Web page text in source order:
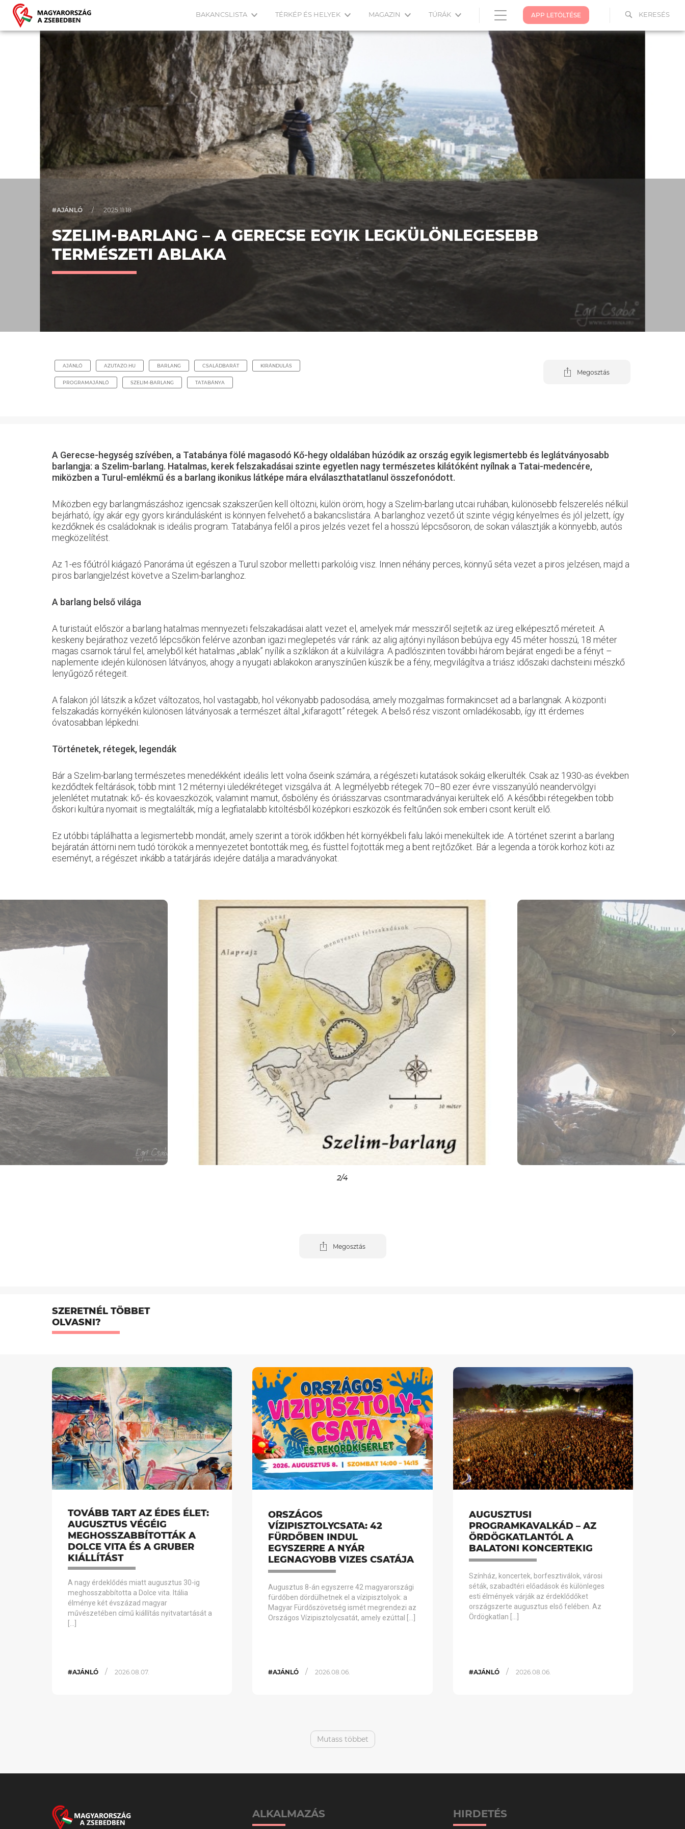
KERESÉS
APP LETÖLTÉSE
BAKANCSLISTA TÉRKÉP ÉS HELYEK MAGAZIN TÚRÁK
#AJÁNLÓ / 2025.11.18.
SZELIM-BARLANG – A GERECSE EGYIK LEGKÜLÖNLEGESEBB
TERMÉSZETI ABLAKA
AJÁNLÓ AZUTAZO.HU BARLANG CSALÁDBARÁT KIRÁNDULÁS
PROGRAMAJÁNLÓ SZELIM-BARLANG TATABÁNYA
Megosztás
A Gerecse-hegység szívében, a Tatabánya fölé magasodó Kő-hegy oldalában húzódik az ország egyik legismertebb és leglátványosabb
barlangja: a Szelim-barlang. Hatalmas, kerek felszakadásai szinte egyetlen nagy természetes kilátóként nyílnak a Tatai-medencére,
miközben a Turul-emlékmű és a barlang ikonikus látképe mára elválaszthatatlanul összefonódott.
Miközben egy barlangmászáshoz igencsak szakszerűen kell öltözni, külön öröm, hogy a Szelim-barlang utcai ruhában, különösebb felszerelés nélkül
bejárható, így akár egy gyors kirándulásként is könnyen felvehető a bakancslistára. A barlanghoz vezető út szinte végig kényelmes és jól jelzett, így
kezdőknek és családoknak is ideális program. Tatabánya felől a piros jelzés vezet fel a hosszú lépcsősoron, de sokan választják a könnyebb, autós
megközelítést.
Az 1-es főútról kiágazó Panoráma út egészen a Turul szobor melletti parkolóig visz. Innen néhány perces, könnyű séta vezet a piros jelzésen, majd a
piros barlangjelzést követve a Szelim-barlanghoz.
A barlang belső világa
A turistaút először a barlang hatalmas mennyezeti felszakadásai alatt vezet el, amelyek már messziről sejtetik az üreg elképesztő méreteit. A
keskeny bejárathoz vezető lépcsőkön felérve azonban igazi meglepetés vár ránk: az alig ajtónyi nyíláson bebújva egy 45 méter hosszú, 18 méter
magas csarnok tárul fel, amelyből két hatalmas „ablak” nyílik a sziklákon át a külvilágra. A padlószinten további három bejárat engedi be a fényt –
naplemente idején különösen látványos, ahogy a nyugati ablakokon aranyszínűen kúszik be a fény, megvilágítva a triász időszaki dachsteini mészkő
lenyűgöző rétegeit.
A falakon jól látszik a kőzet változatos, hol vastagabb, hol vékonyabb padosodása, amely mozgalmas formakincset ad a barlangnak. A központi
felszakadás környékén különösen látványosak a természet által „kifaragott” rétegek. A belső rész viszont omladékosabb, így itt érdemes
óvatosabban lépkedni.
Történetek, rétegek, legendák
Bár a Szelim-barlang természetes menedékként ideális lett volna őseink számára, a régészeti kutatások sokáig elkerülték. Csak az 1930-as években
kezdődtek feltárások, több mint 12 méternyi üledékréteget vizsgálva át. A legmélyebb rétegek 70–80 ezer évre visszanyúló neandervölgyi
jelenlétet mutatnak: kő- és kovaeszközök, valamint mamut, ősbölény és óriásszarvas csontmaradványai kerültek elő. A későbbi rétegekben több
őskori kultúra nyomait is megtalálták, míg a legfiatalabb kitöltésből középkori eszközök és feltűnően sok emberi csont került elő.
Ez utóbbi táplálhatta a legismertebb mondát, amely szerint a török időkben hét környékbeli falu lakói menekültek ide. A történet szerint a barlang
bejáratán áttörni nem tudó törökök a mennyezetet bontották meg, és füsttel fojtották meg a bent rejtőzőket. Bár a legenda a török korhoz köti az
eseményt, a régészet inkább a tatárjárás idejére datálja a maradványokat.
3/4
Megosztás
SZERETNÉL TÖBBET
OLVASNI?
TOVÁBB TART AZ ÉDES ÉLET:
AUGUSZTUS VÉGÉIG
MEGHOSSZABBÍTOTTÁK A
DOLCE VITA ÉS A GRUBER
KIÁLLÍTÁST
A nagy érdeklődés miatt augusztus 30-ig
meghosszabbította a Dolce vita. Itália
élménye két évszázad magyar
művészetében című kiállítás nyitvatartását a
#AJÁNLÓ / 2026.08.07.
ORSZÁGOS
VÍZIPISZTOLYCSATA: 42
FÜRDŐBEN INDUL
EGYSZERRE A NYÁR
LEGNAGYOBB VIZES CSATÁJA
Augusztus 8-án egyszerre 42 magyarországi
fürdőben dördülhetnek el a vízipisztolyok: a
Magyar Fürdőszövetség ismét megrendezi az
Országos Vízipisztolycsatát, amely ezúttal […]
#AJÁNLÓ / 2026.08.06.
AUGUSZTUSI
PROGRAMKAVALKÁD – AZ
ÖRDÖGKATLANTÓL A
BALATONI KONCERTEKIG
Színház, koncertek, borfesztiválok, városi
séták, szabadtéri előadások és különleges
esti élmények várják az érdeklődőket
országszerte augusztus első felében. Az
Ördögkatlan […]
#AJÁNLÓ / 2026.08.06.
Mutass többet
ALKALMAZÁS HIRDETÉS